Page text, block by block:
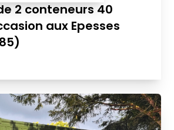
2 conteneurs 40
aux Epesses